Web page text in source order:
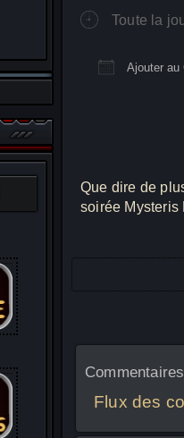
Toute la
Ajouter au
Que dire de
soirée Mysteris
Flux des